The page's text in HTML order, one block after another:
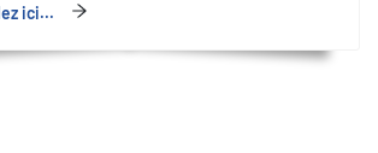
ici...